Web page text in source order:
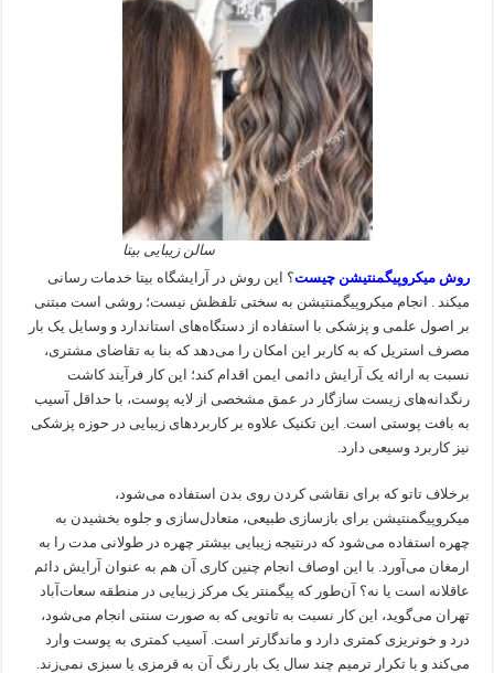
سالن زیبایی بیتا
روش میکروپیگمنتیشن چیست؟ این روش در آرایشگاه بیتا خدمات رسانی
میکند . انجام میکروپیگمنتیشن به سختی تلفظش نیست؛ روشی است مبتنی
بر اصول علمی و پزشکی با استفاده از دستگاه‌های استاندارد و وسایل یک بار
مصرف استریل که به کاربر این امکان را می‌دهد که بنا به تقاضای مشتری،
نسبت به ارائه یک آرایش دائمی ایمن اقدام کند؛ این کار فرآیند کاشت
رنگدانه‌های زیست سازگار در عمق مشخصی از لایه پوست، با حداقل آسیب
به بافت پوستی است. این تکنیک علاوه بر کاربردهای زیبایی در حوزه پزشکی
نیز کاربرد وسیعی دارد.
برخلاف تاتو که برای نقاشی کردن روی بدن استفاده می‌شود،
میکروپیگمنتیشن برای بازسازی طبیعی، متعادل‌سازی و جلوه بخشیدن به
چهره استفاده می‌شود که درنتیجه زیبایی بیشتر چهره در طولانی مدت را به
ارمغان می‌آورد. با این اوصاف انجام چنین کاری آن هم به عنوان آرایش دائم
عاقلانه است یا نه؟ آن‌طور که پیگمنتر یک مرکز زیبایی در منطقه سعات‌آباد
تهران می‌گوید، این کار نسبت به تاتویی که به صورت سنتی انجام می‌شود،
درد و خونریزی کمتری دارد و ماندگارتر است. آسیب کمتری به پوست وارد
می‌کند و با تکرار ترمیم چند سال یک بار رنگ آن به قرمزی یا سبزی نمی‌زند.